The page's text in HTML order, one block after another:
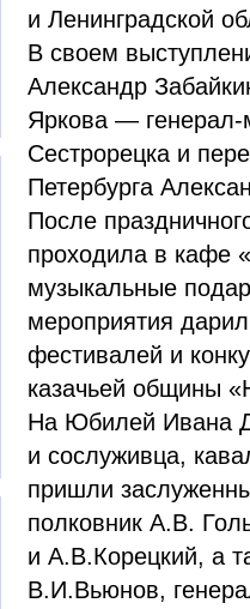
и Ленинградской
В своем
Александр
Яркова — генерал-
Сестрорецка и
Петербурга
После
проходила в кафе
музыкальные
мероприятия
фестивалей и
казачьей общины
На Юбилей Ивана
и сослуживца,
пришли
полковник А.В.
и А.В.Корецкий, а
В.И.Вьюнов,